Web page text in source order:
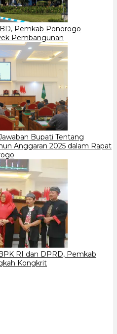
Pemkab Ponorogo
Pembangunan
Bupati Tentang
Anggaran 2025 dalam Rapat
RI dan DPRD, Pemkab
Kongkrit